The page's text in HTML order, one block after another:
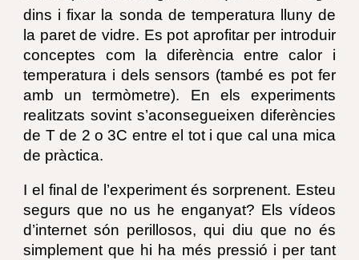
dins i fixar la sonda de temperatura lluny de
la paret de vidre. Es pot aprofitar per introduir
conceptes com la diferència entre calor i
temperatura i dels sensors (també es pot fer
amb un termòmetre). En els experiments
realitzats sovint s’aconsegueixen diferències
de T de 2 o 3C entre el tot i que cal una mica
de pràctica.
I el final de l’experiment és sorprenent. Esteu
segurs que no us he enganyat? Els vídeos
d’internet són perillosos, qui diu que no és
simplement que hi ha més pressió i per tant